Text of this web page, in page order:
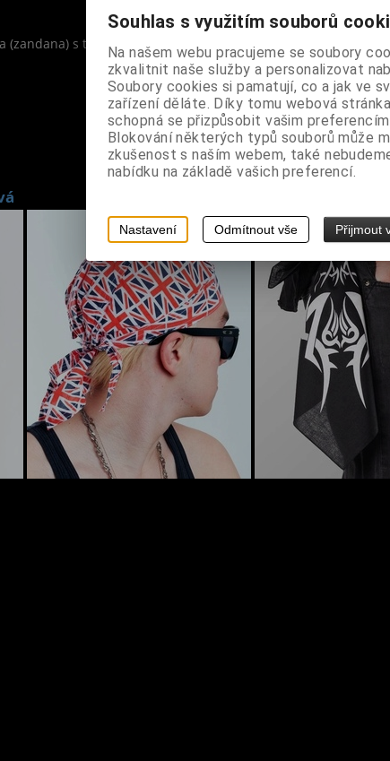
(zandana) s tribal potiskem škorpiona, upevnění vzadu
Souhlas s využitím souborů
Na našem webu pracujeme se soubory
zkvalitnit naše služby a personalizovat
Soubory cookies si pamatují, co a jak ve
zařízení děláte. Díky tomu webová
schopná se přizpůsobit vašim preferencím.
Blokování některých typů souborů může
zkušenost s naším webem, také
nabídku na základě vašich preferencí.
Nastavení Odmítnout vše Přijmout